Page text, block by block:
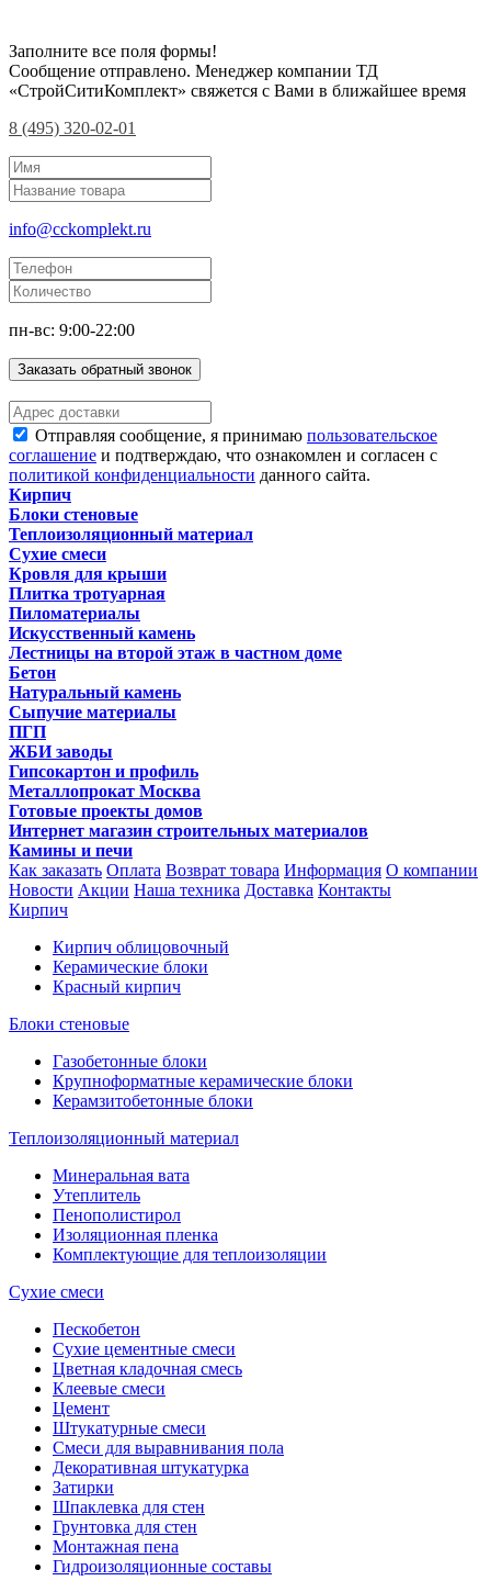
Заполните все поля формы!
Сообщение отправлено. Менеджер компании ТД
«СтройСитиКомплект» свяжется с Вами в ближайшее время
8 (495) 320-02-01
info@cckomplekt.ru
пн-вс: 9:00-22:00
Заказать обратный звонок
Отправляя сообщение, я принимаю пользовательское
соглашение и подтверждаю, что ознакомлен и согласен с
политикой конфиденциальности данного сайта.
Кирпич
Блоки стеновые
Теплоизоляционный материал
Сухие смеси
Кровля для крыши
Плитка тротуарная
Пиломатериалы
Искусственный камень
Лестницы на второй этаж в частном доме
Бетон
Натуральный камень
Сыпучие материалы
ПГП
ЖБИ заводы
Гипсокартон и профиль
Металлопрокат Москва
Готовые проекты домов
Интернет магазин строительных материалов
Камины и печи
Как заказать Оплата Возврат товара Информация О компании
Новости Акции Наша техника Доставка Контакты
Кирпич
Кирпич облицовочный
Керамические блоки
Красный кирпич
Блоки стеновые
Газобетонные блоки
Крупноформатные керамические блоки
Керамзитобетонные блоки
Теплоизоляционный материал
Минеральная вата
Утеплитель
Пенополистирол
Изоляционная пленка
Комплектующие для теплоизоляции
Сухие смеси
Пескобетон
Сухие цементные смеси
Цветная кладочная смесь
Клеевые смеси
Цемент
Штукатурные смеси
Смеси для выравнивания пола
Декоративная штукатурка
Затирки
Шпаклевка для стен
Грунтовка для стен
Монтажная пена
Гидроизоляционные составы